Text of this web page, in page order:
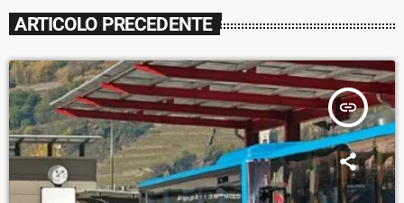
ARTICOLO PRECEDENTE
insert_link